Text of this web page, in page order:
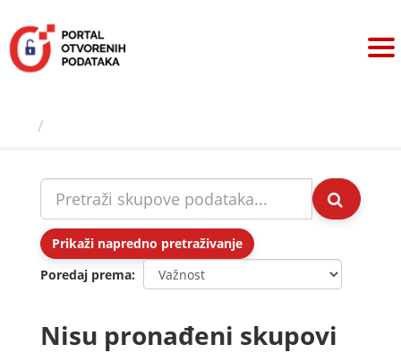
sadržaj
Prikaži napredno pretraživanje
Poredaj prema
Nisu pronađeni skupovi